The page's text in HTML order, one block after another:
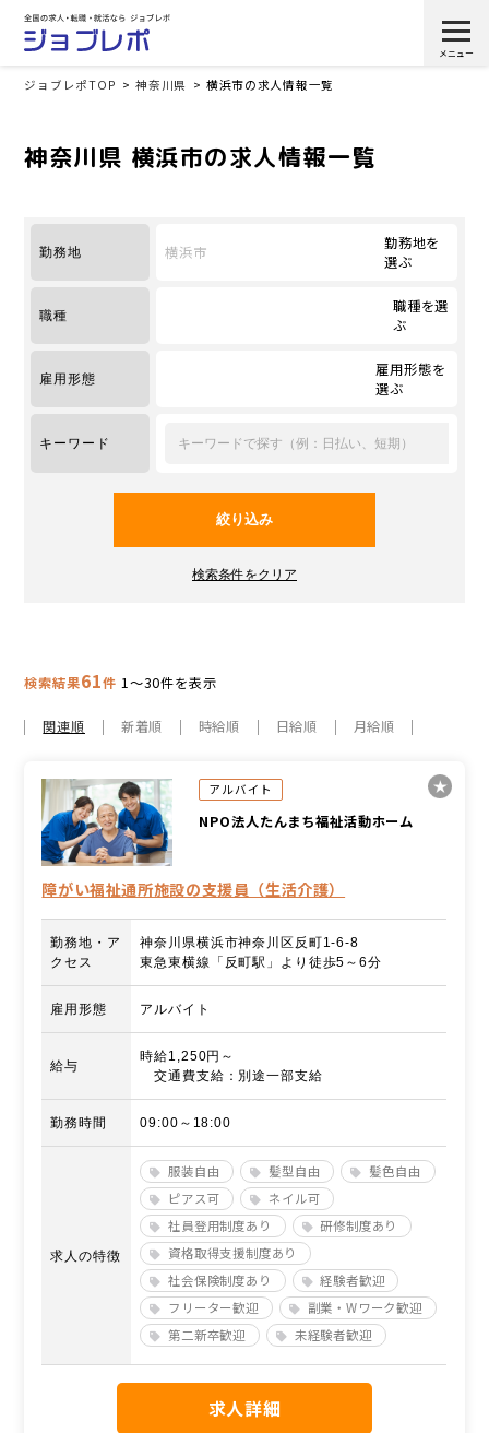
ジョブレポTOP 神奈川県 横浜市の求人情報一覧
神奈川県 横浜市の求人情報一覧
勤務地 横浜市
勤務地を
選ぶ
職種
職種を選
ぶ
雇用形態
雇用形態を
選ぶ
キーワード
検索結果61件 1～30件を表示
関連順 新着順 時給順 日給順 月給順
アルバイト
NPO法人たんまち福祉活動ホーム
障がい福祉通所施設の支援員（生活介護）
勤務地・ア
クセス
神奈川県横浜市神奈川区反町1-6-8
東急東横線「反町駅」より徒歩5～6分
雇用形態 アルバイト
給与
時給1,250円～
交通費支給：別途一部支給
勤務時間 09:00～18:00
求人の特徴
服装自由 髪型自由
髪色自由
ピアス可
ネイル可
社員登用制度あり
研修制度あり
資格取得支援制度あり
社会保険制度あり
経験者歓迎
フリーター歓迎
副業・Wワーク歓迎
第二新卒歓迎
未経験者歓迎
求人詳細